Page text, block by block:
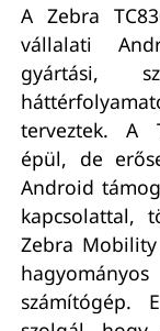
A Zebra
vállalati
gyártási,
terveztek. A
épül, de
Android
kapcsolattal,
Zebra Mobility
számítógép.